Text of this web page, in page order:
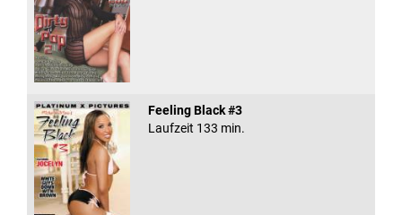
Feeling Black #3
Laufzeit 133 min.